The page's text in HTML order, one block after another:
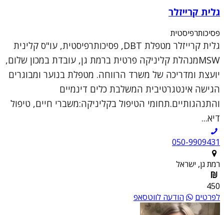
גלית קרייזלר
פסיכותרפיסטית
גלית קרייזלר מטפלת DBT, פסיכותרפיסטית, עו"ס קלינית
MSWמנהלת קליניקה פרטית ברמת גן, עובדת במכון שלום,
יועצת ומדריכה של משרד הרווחה. מטפלת בנוער ומבוגרים
הגישה אינטגרטיבית המשלבת כלים דינמיים
והתנהגותיים.תחומי הטיפול בקליניקה:משברי חיים, טיפול
דיא...
050-9909431
רמת גן, ישראל
450
לפרטים
הודעה לווטסאפ